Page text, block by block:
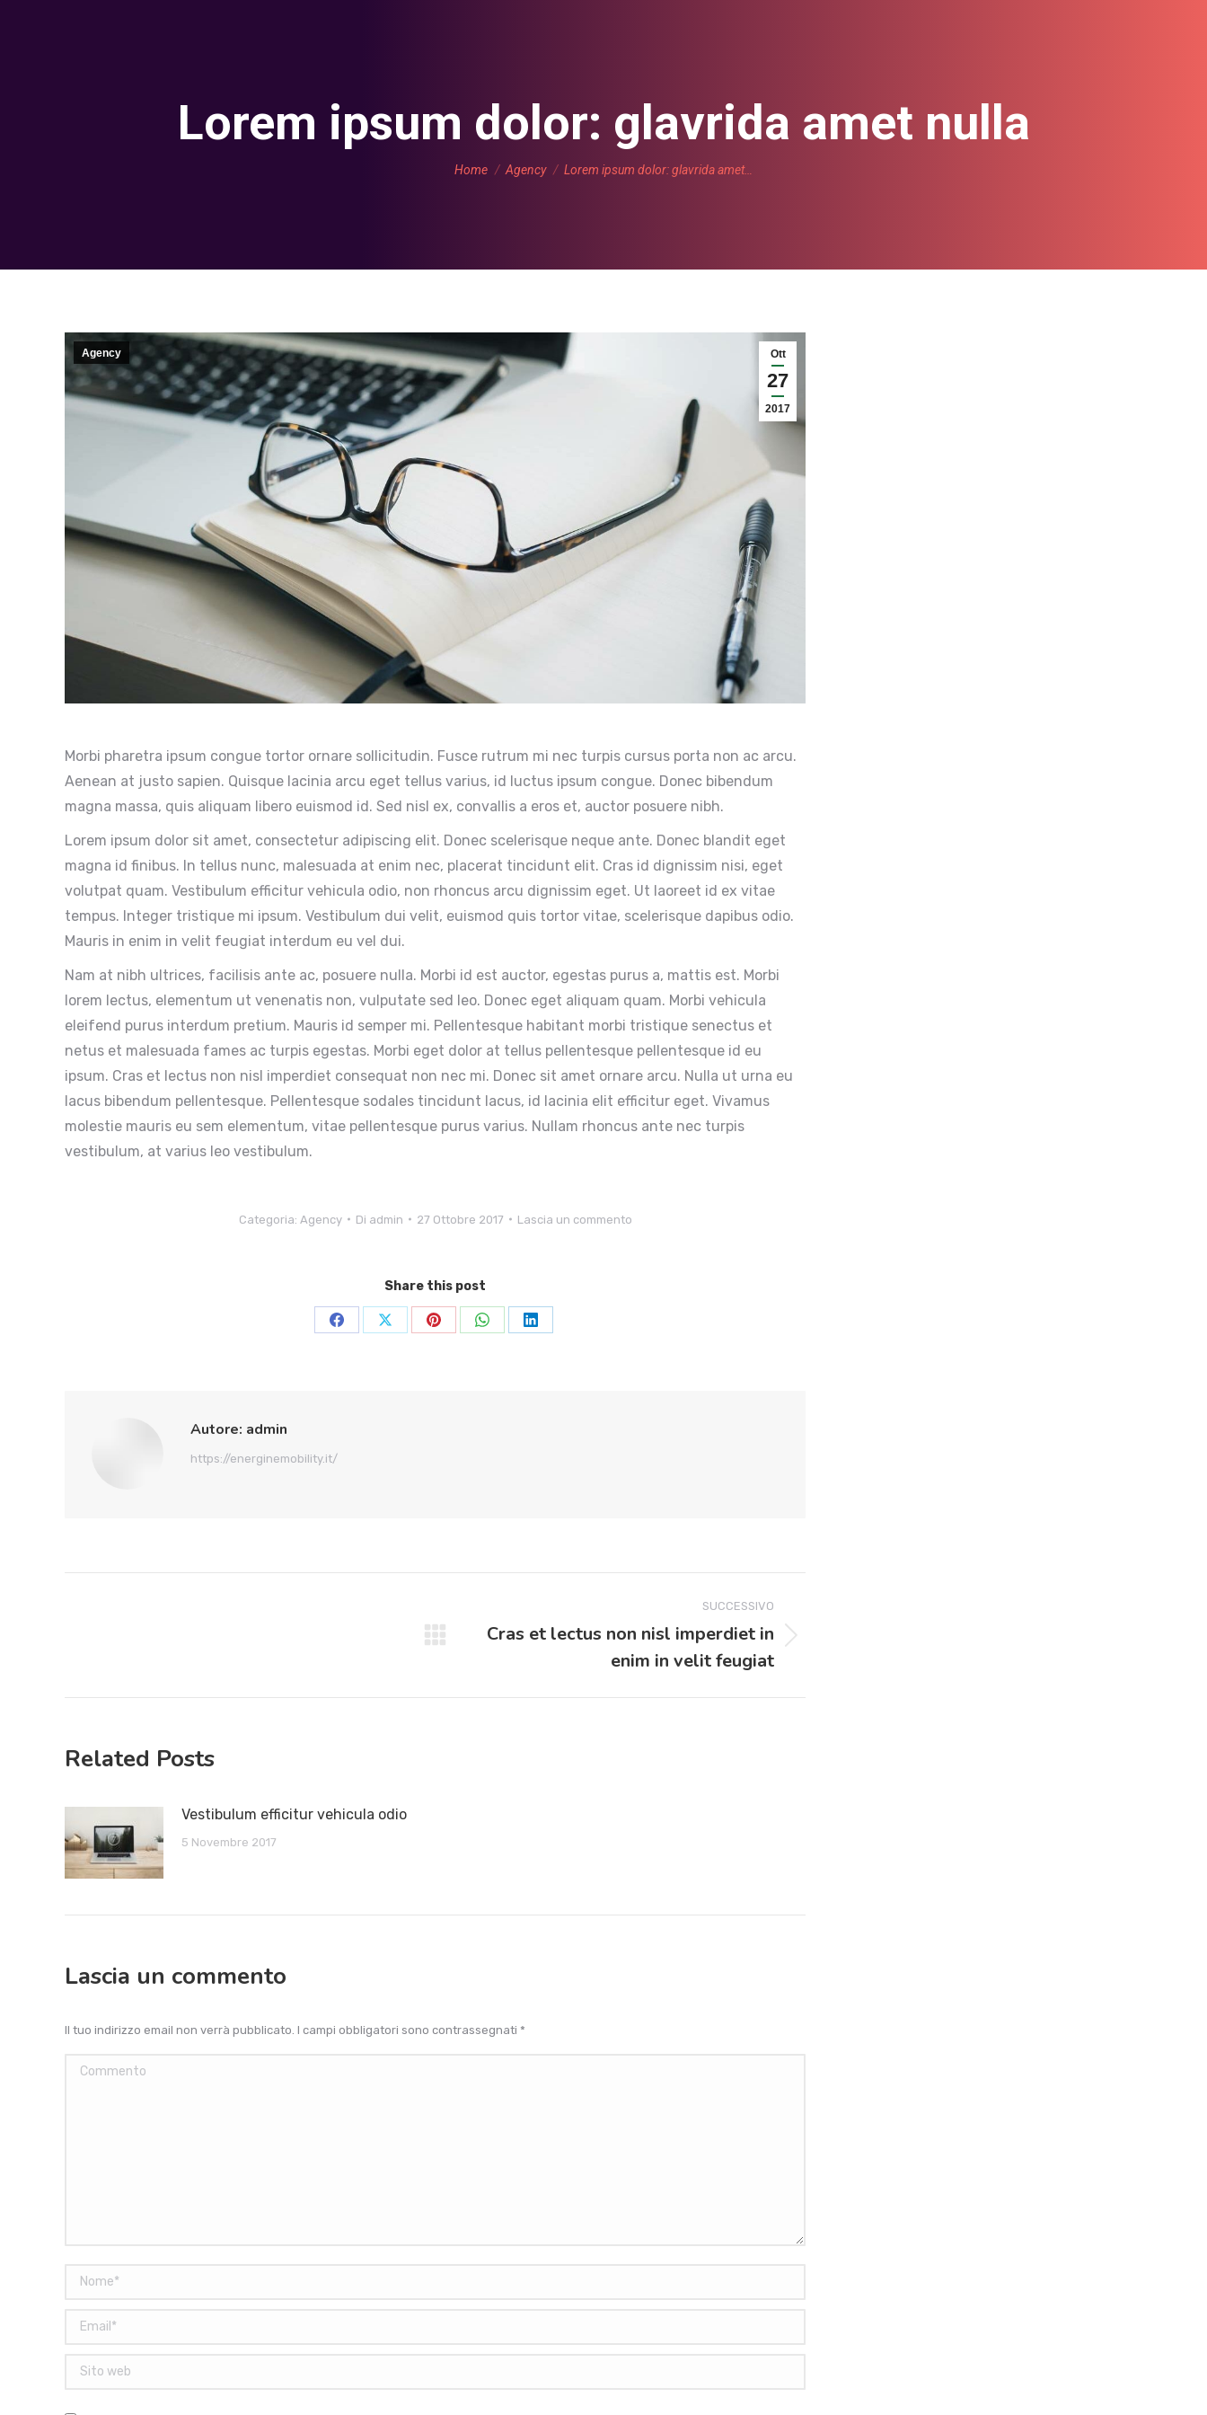
Lorem ipsum dolor: glavrida amet nulla
Tu sei qui:
Home Agency Lorem ipsum dolor: glavrida amet…
Ott
27
2017
Agency
Morbi pharetra ipsum congue tortor ornare sollicitudin. Fusce rutrum mi nec turpis cursus porta non ac arcu.
Aenean at justo sapien. Quisque lacinia arcu eget tellus varius, id luctus ipsum congue. Donec bibendum
magna massa, quis aliquam libero euismod id. Sed nisl ex, convallis a eros et, auctor posuere nibh.
Lorem ipsum dolor sit amet, consectetur adipiscing elit. Donec scelerisque neque ante. Donec blandit eget
magna id finibus. In tellus nunc, malesuada at enim nec, placerat tincidunt elit. Cras id dignissim nisi, eget
volutpat quam. Vestibulum efficitur vehicula odio, non rhoncus arcu dignissim eget. Ut laoreet id ex vitae
tempus. Integer tristique mi ipsum. Vestibulum dui velit, euismod quis tortor vitae, scelerisque dapibus odio.
Mauris in enim in velit feugiat interdum eu vel dui.
Nam at nibh ultrices, facilisis ante ac, posuere nulla. Morbi id est auctor, egestas purus a, mattis est. Morbi
lorem lectus, elementum ut venenatis non, vulputate sed leo. Donec eget aliquam quam. Morbi vehicula
eleifend purus interdum pretium. Mauris id semper mi. Pellentesque habitant morbi tristique senectus et
netus et malesuada fames ac turpis egestas. Morbi eget dolor at tellus pellentesque pellentesque id eu
ipsum. Cras et lectus non nisl imperdiet consequat non nec mi. Donec sit amet ornare arcu. Nulla ut urna eu
lacus bibendum pellentesque. Pellentesque sodales tincidunt lacus, id lacinia elit efficitur eget. Vivamus
molestie mauris eu sem elementum, vitae pellentesque purus varius. Nullam rhoncus ante nec turpis
vestibulum, at varius leo vestibulum.
Categoria: Agency Di admin 27 Ottobre 2017 Lascia un commento
Share this post
CondividiCondividiCondividiCondividiCondividi
Autore: admin
https://energinemobility.it/
i
SUCCESSIVO
Prossimo
Cras et lectus non nisl imperdiet in
enim in velit feugiat
Related Posts
Vestibulum efficitur vehicula odio
5 Novembre 2017
Lascia un commento
Il tuo indirizzo email non verrà pubblicato. I campi obbligatori sono contrassegnati *
Commento
Nome *
Email *
Sito web